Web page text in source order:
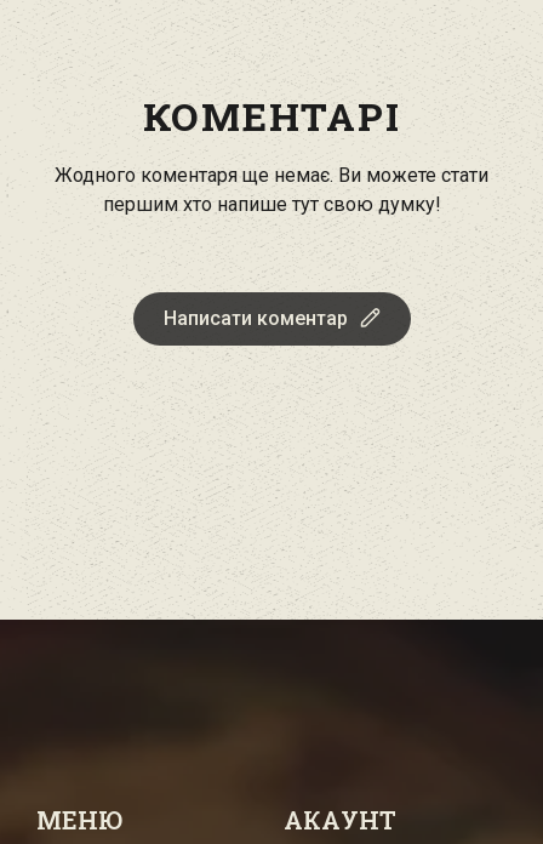
КОМЕНТАРІ
Жодного коментаря ще немає. Ви можете стати
першим хто напише тут свою думку!
Написати коментар
МЕНЮ АКАУНТ